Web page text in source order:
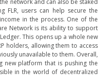
FLR, users can help secure the
in the process. One of the
Network is its ability to support
This opens up a whole new
holders, allowing them to access
unavailable to them. Overall,
new platform that is pushing the
in the world of decentralized